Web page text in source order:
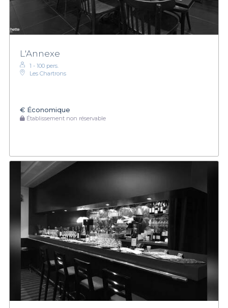
L'Annexe
1 - 100 pers.
Les Chartrons
€ Économique
Établissement non réservable